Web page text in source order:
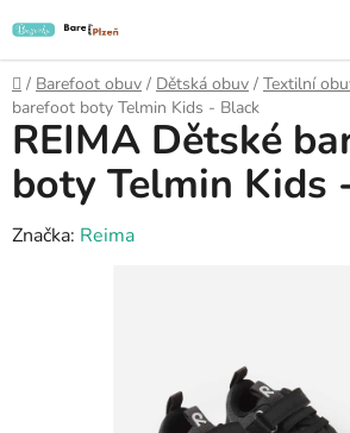
na
obsah
Domů
/ Barefoot obuv / Dětská obuv / Textilní
barefoot boty Telmin Kids - Black
REIMA Dětské
boty Telmin Kids
Značka: Reima